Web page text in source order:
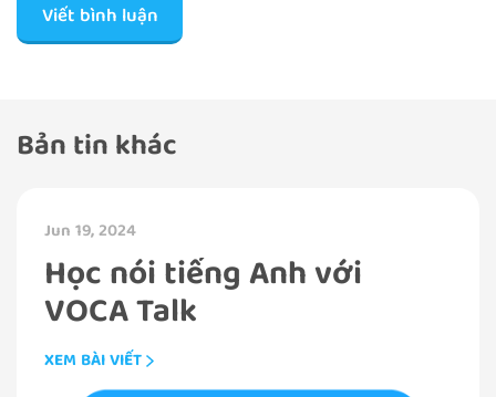
Viết bình luận
Bản tin khác
Jun 19, 2024
Học nói tiếng Anh với
VOCA Talk
XEM BÀI VIẾT